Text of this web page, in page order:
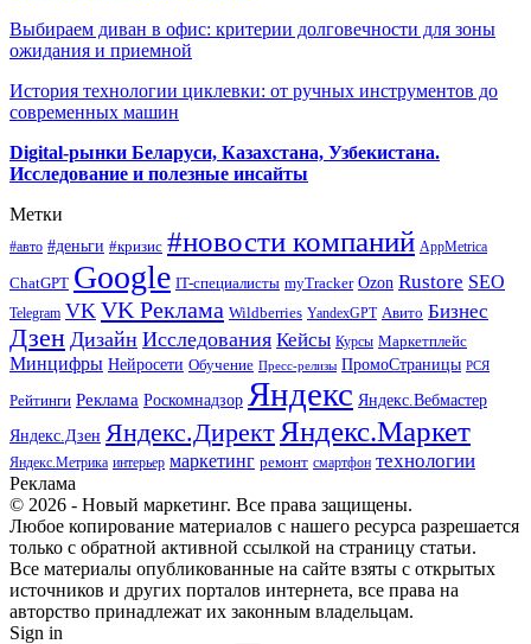
Выбираем диван в офис: критерии долговечности для зоны
ожидания и приемной
История технологии циклевки: от ручных инструментов до
современных машин
Digital-рынки Беларуси, Казахстана, Узбекистана.
Исследование и полезные инсайты
Метки
#авто #деньги #кризис #новости компаний AppMetrica
ChatGPT Google IT-специалисты myTracker Ozon Rustore SEO
Telegram VK VK Реклама Wildberries YandexGPT Авито Бизнес
Дзен Дизайн Исследования Кейсы Курсы Маркетплейс
Минцифры Нейросети Обучение Пресс-релизы ПромоСтраницы РСЯ
Рейтинги Реклама Роскомнадзор Яндекс Яндекс.Вебмастер
Яндекс.Дзен Яндекс.ДиректЯндекс.Маркет
Яндекс.Метрика интерьер маркетинг ремонт смартфон технологии
Реклама
© 2026 - Новый маркетинг. Все права защищены.
Любое копирование материалов с нашего ресурса разрешается
только с обратной активной ссылкой на страницу статьи.
Все материалы опубликованные на сайте взяты с открытых
источников и других порталов интернета, все права на
авторство принадлежат их законным владельцам.
Sign in